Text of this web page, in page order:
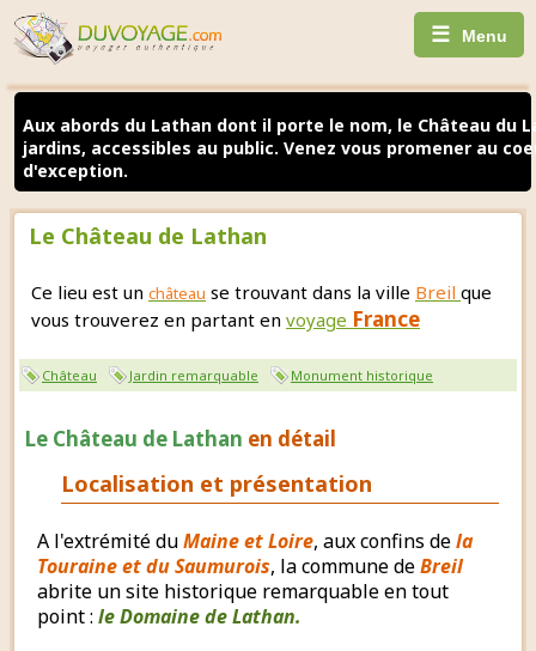
☰ Menu
Aux abords du Lathan dont il porte le nom, le Château du
jardins, accessibles au public. Venez vous promener au
d'exception.
Le Château de Lathan
Ce lieu est un château se trouvant dans la ville Breil que
vous trouverez en partant en voyage France
Château Jardin remarquable Monument historique
Le Château de Lathan en détail
Localisation et présentation
A l'extrémité duMaine et Loire, aux confins dela
Touraine et du Saumurois, la commune deBreil
abrite un site historique remarquable en tout
point : le Domaine de Lathan.